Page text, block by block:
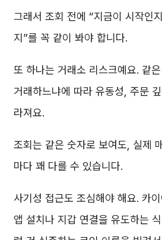
그래서 조회 전에 “지금이 시작인
지”를 꼭 같이 봐야 합니다.
또 하나는 거래소 리스크예요. 같
거래하느냐에 따라 유동성, 주문
라져요.
조회는 같은 숫자로 보여도, 실제
마다 꽤 다를 수 있습니다.
사기성 접근도 조심해야 해요. 카
앱 설치나 지갑 연결을 유도하는